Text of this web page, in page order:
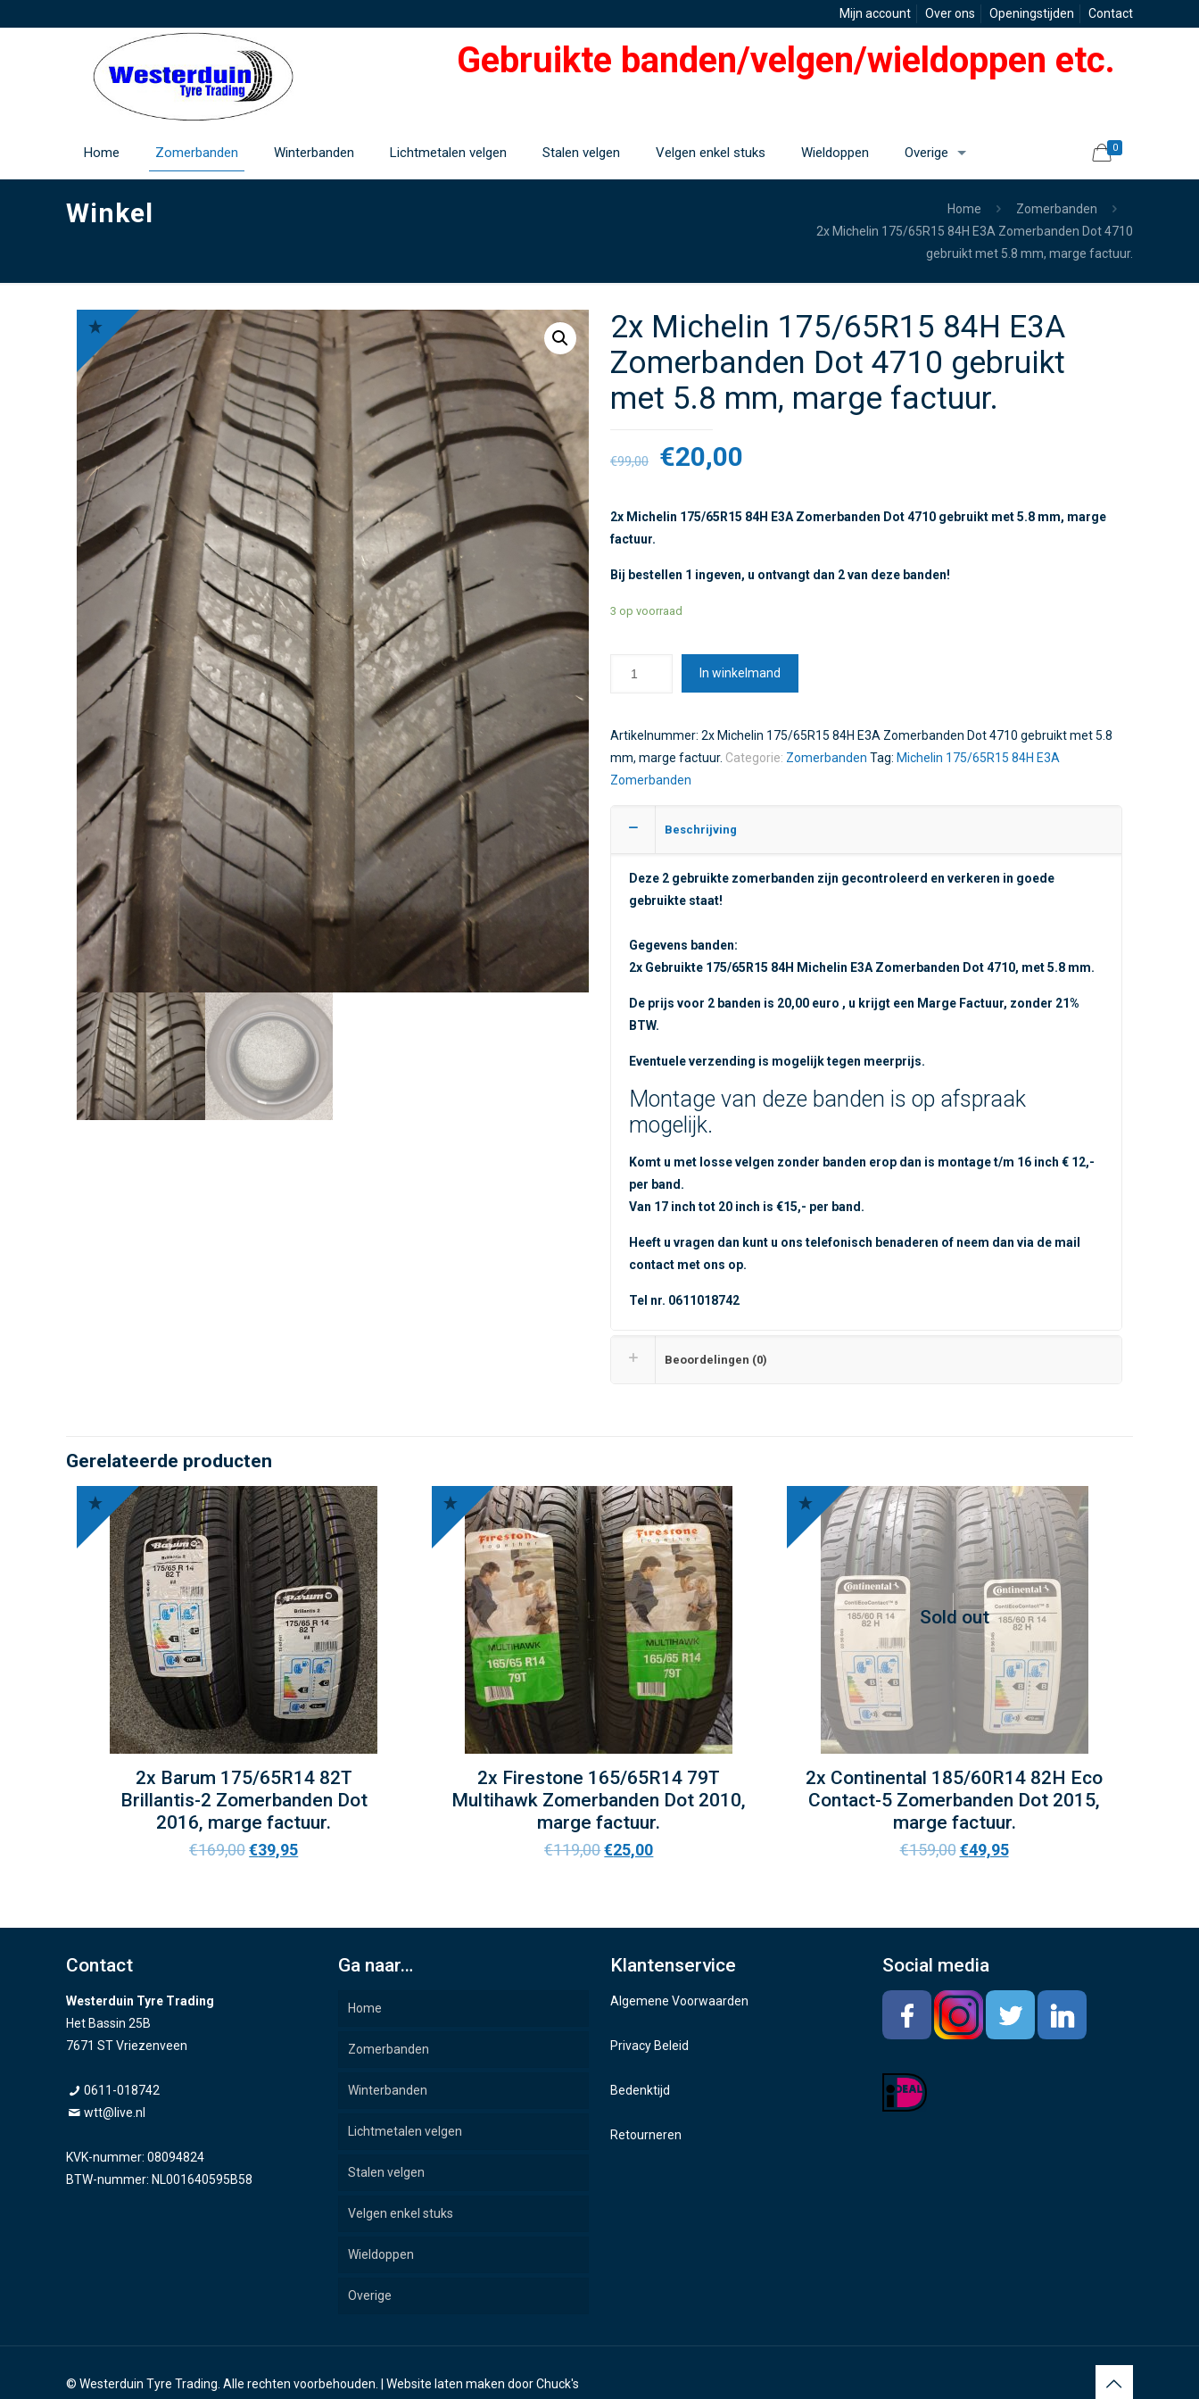
Mijn account Over ons Openingstijden Contact
Home Zomerbanden Winterbanden Lichtmetalen velgen Stalen velgen Velgen enkel stuks Wieldoppen Overige
Gebruikte banden/velgen/wieldoppen etc.
0
Winkel Home
Zomerbanden
2x Michelin 175/65R15 84H E3A Zomerbanden Dot 4710
gebruikt met 5.8 mm, marge factuur.
2x Michelin 175/65R15 84H E3A
Zomerbanden Dot 4710 gebruikt
met 5.8 mm, marge factuur.
€99,00 €20,00
2x Michelin 175/65R15 84H E3A Zomerbanden Dot 4710 gebruikt met 5.8 mm, marge
factuur.
Bij bestellen 1 ingeven, u ontvangt dan 2 van deze banden!
3 op voorraad
In winkelmand
Artikelnummer: 2x Michelin 175/65R15 84H E3A Zomerbanden Dot 4710 gebruikt met 5.8
mm, marge factuur. Categorie: Zomerbanden Tag: Michelin 175/65R15 84H E3A
Zomerbanden
Beschrijving
Deze 2 gebruikte zomerbanden zijn gecontroleerd en verkeren in goede
gebruikte staat!
Gegevens banden:
2x Gebruikte 175/65R15 84H Michelin E3A Zomerbanden Dot 4710, met 5.8 mm.
De prijs voor 2 banden is 20,00 euro , u krijgt een Marge Factuur, zonder 21%
BTW.
Eventuele verzending is mogelijk tegen meerprijs.
Montage van deze banden is op afspraak
mogelijk.
Komt u met losse velgen zonder banden erop dan is montage t/m 16 inch € 12,-
per band.
Van 17 inch tot 20 inch is €15,- per band.
Heeft u vragen dan kunt u ons telefonisch benaderen of neem dan via de mail
contact met ons op.
Tel nr. 0611018742
Beoordelingen (0)
Gerelateerde producten
2x Barum 175/65R14 82T
Brillantis-2 Zomerbanden Dot
2016, marge factuur.
€169,00€39,95
2x Firestone 165/65R14 79T
Multihawk Zomerbanden Dot 2010,
marge factuur.
€119,00€25,00
Sold out
2x Continental 185/60R14 82H Eco
Contact-5 Zomerbanden Dot 2015,
marge factuur.
€159,00 €49,95
Contact
Westerduin Tyre Trading
Het Bassin 25B
7671 ST Vriezenveen
0611-018742
wtt@live.nl
KVK-nummer: 08094824
BTW-nummer: NL001640595B58
Ga naar…
Home
Zomerbanden
Winterbanden
Lichtmetalen velgen
Stalen velgen
Velgen enkel stuks
Wieldoppen
Overige
Naafdoppen
Klantenservice
Algemene Voorwaarden
Privacy Beleid
Bedenktijd
Retourneren
Social media
© Westerduin Tyre Trading. Alle rechten voorbehouden. |Website laten maken door Chuck's